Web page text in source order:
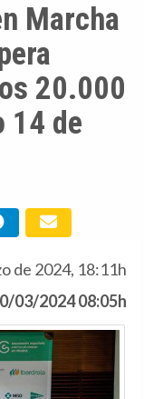
Marcha
20.000
14 de
de 2024, 18:11h
03/2024 08:05h